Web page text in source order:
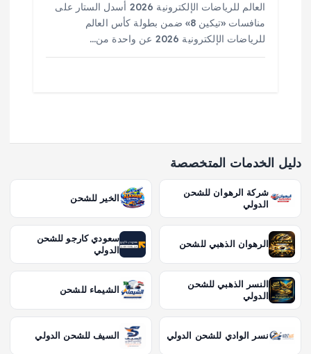
العالم للرياضات الإلكترونية 2026 أسدل الستار على
منافسات «تيكين 8» ضمن بطولة كأس العالم
للرياضات الإلكترونية 2026 عن واحدة من…
دليل الخدمات المتخصصة
شركة الرهوان للشحن
الدولي
الخير للشحن
الرهوان الذهبي للشحن
سعودي كارجو للشحن
الدولي
النسر الذهبي للشحن
الدولي
الشيماء للشحن
نسر الوادي للشحن الدولي السيف للشحن الدولي